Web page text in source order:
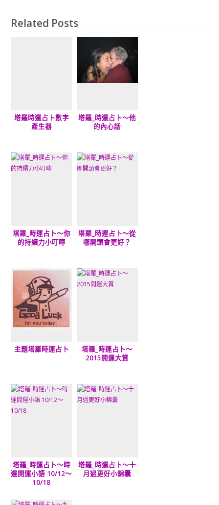
Related Posts
塔羅時運占卜數字
產生器
塔羅_時運占卜～他
的內心話
塔羅_時運占卜～你
的持續力小叮嚀
塔羅_時運占卜～從
哪開頭會更好？
主題塔羅時運占卜
塔羅_時運占卜～
2015開運大賞
塔羅_時運占卜～時
運開運小語 10/12～
10/18
塔羅_時運占卜～十
月過更好小錦囊